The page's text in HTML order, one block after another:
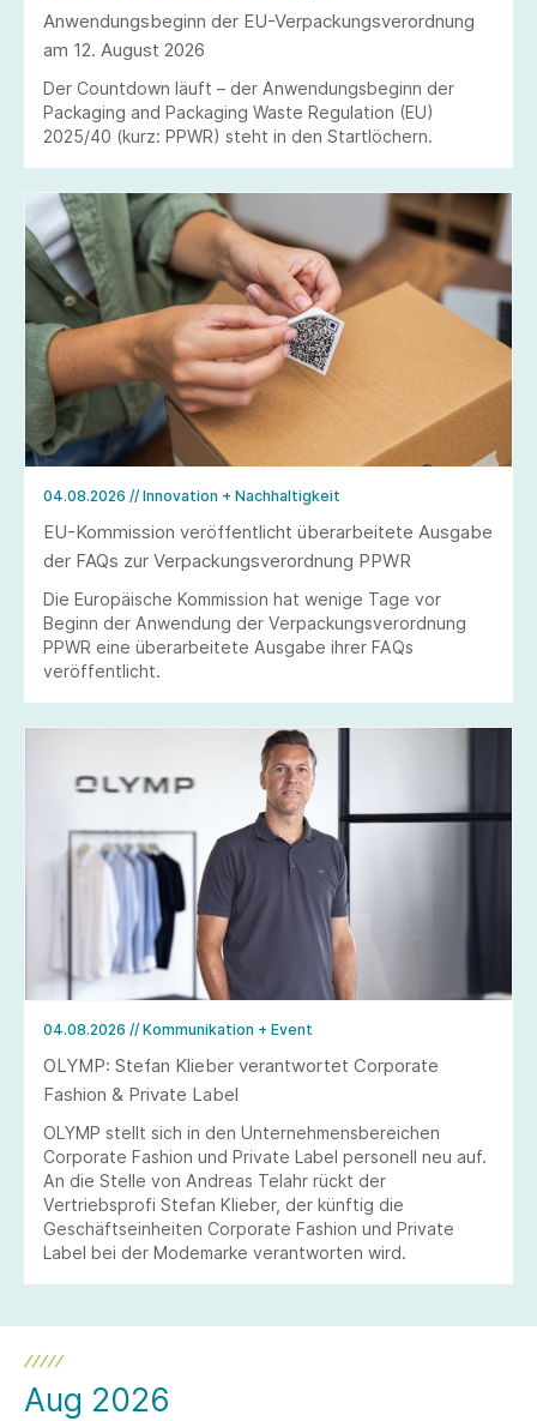
Anwendungsbeginn der EU-Verpackungsverordnung
am 12. August 2026
Der Countdown läuft – der Anwendungsbeginn der
Packaging and Packaging Waste Regulation (EU)
2025/40 (kurz: PPWR) steht in den Startlöchern.
04.08.2026 // Innovation + Nachhaltigkeit
EU-Kommission veröffentlicht überarbeitete Ausgabe
der FAQs zur Verpackungsverordnung PPWR
Die Europäische Kommission hat wenige Tage vor
Beginn der Anwendung der Verpackungsverordnung
PPWR eine überarbeitete Ausgabe ihrer FAQs
veröffentlicht.
04.08.2026 // Kommunikation + Event
OLYMP: Stefan Klieber verantwortet Corporate
Fashion & Private Label
OLYMP stellt sich in den Unternehmensbereichen
Corporate Fashion und Private Label personell neu auf.
An die Stelle von Andreas Telahr rückt der
Vertriebsprofi Stefan Klieber, der künftig die
Geschäftseinheiten Corporate Fashion und Private
Label bei der Modemarke verantworten wird.
Aug 2026